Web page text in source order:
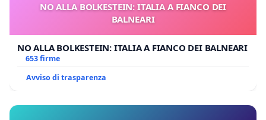
NO ALLA BOLKESTEIN: ITALIA A FIANCO DEI
BALNEARI
NO ALLA BOLKESTEIN: ITALIA A FIANCO DEI BALNEARI
653 firme
Avviso di trasparenza